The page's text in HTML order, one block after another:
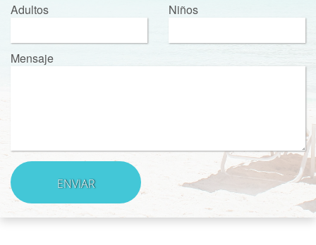
Adultos Niños
Mensaje